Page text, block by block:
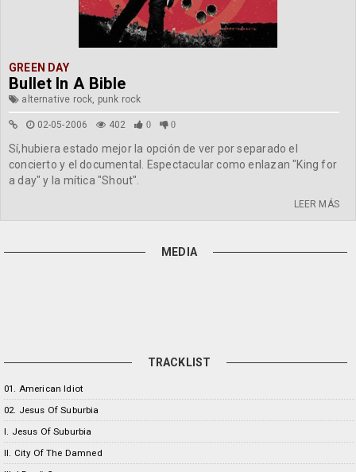
GREEN DAY
Bullet In A Bible
alternative rock, punk rock
02-05-2006 402 0 0
Sí,hubiera estado mejor la opción de ver por separado el
concierto y el documental. Espectacular como enlazan "King for
a day" y la mítica "Shout".
LEER MÁS
MEDIA
TRACKLIST
01. American Idiot
02. Jesus Of Suburbia
I. Jesus Of Suburbia
II. City Of The Damned